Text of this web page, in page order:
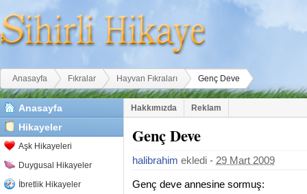
Buradasınız
Anasayfa Fıkralar Hayvan Fıkraları Genç Deve
Anasayfa
Hikayeler
Aşk Hikayeleri
Duygusal Hikayeler
İbretlik Hikayeler
Hakkımızda Reklam
Genç Deve
halibrahim ekledi - 29 Mart 2009
Genç deve annesine sormuş: